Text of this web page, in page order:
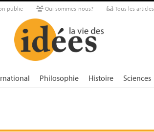
publie Qui sommes-nous? Tous les articles
Philosophie Histoire Sciences